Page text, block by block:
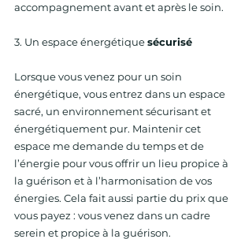
accompagnement avant et après le soin.
3. Un espace énergétique sécurisé
Lorsque vous venez pour un soin
énergétique, vous entrez dans un espace
sacré, un environnement sécurisant et
énergétiquement pur. Maintenir cet
espace me demande du temps et de
l’énergie pour vous offrir un lieu propice à
la guérison et à l’harmonisation de vos
énergies. Cela fait aussi partie du prix que
vous payez : vous venez dans un cadre
serein et propice à la guérison.